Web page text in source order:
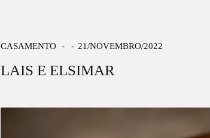
CASAMENTO 21/NOVEMBRO/2022
LAIS E ELSIMAR